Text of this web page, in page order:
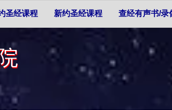
圣经课程 新约圣经课程 查经有声书/录